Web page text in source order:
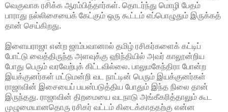
வெகுவாக ரசிக்க ஆரம்பித்தார்கள். தொடர்ந்து மொழி பேதம்
பாராது நல்லிசையைக் கேட்கும் ஒரு கூட்டம் எப்பொழுதும் இருக்கத்
தான் செய்கிறது.
இளையராஜா என்ற ஜாம்பவானால் தமிழ் ரசிகர்களைக் கட்டிப்
போட்டு வைத்திருந்த அளவுக்கு ஹிந்தியில் அவர் காலூன்றிய
போது பெரும் வரவேற்புக் கிட்டவில்லை. பாலுமகேந்திரா போன்ற
இயக்குனர்கள் மட்டுமன்றி வட நாட்டின் பெரும் இயக்குனர்கள்
ராஜாவின் இசையைப் பயன்படுத்திய போதும் இந்த நிலை தான்
இருந்தது. ராஜாவின் திறமையை வடநாடு அங்கீகரித்தாலும் கூட
முழுமையானதொரு ரசிகர் வட்டம் கிடைக்காததற்கு என்ன